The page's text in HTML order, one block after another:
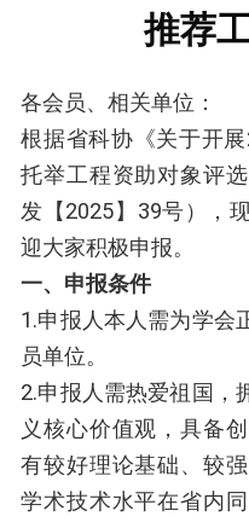
推荐
各会员、相关单位：
根据省科协《关于开
托举工程资助对象评
发【2025】39号），
迎大家积极申报。
一、申报条件
1.申报人本人需为学会
员单位。
2.申报人需热爱祖国，
义核心价值观，具备
有较好理论基础、较
学术技术水平在省内